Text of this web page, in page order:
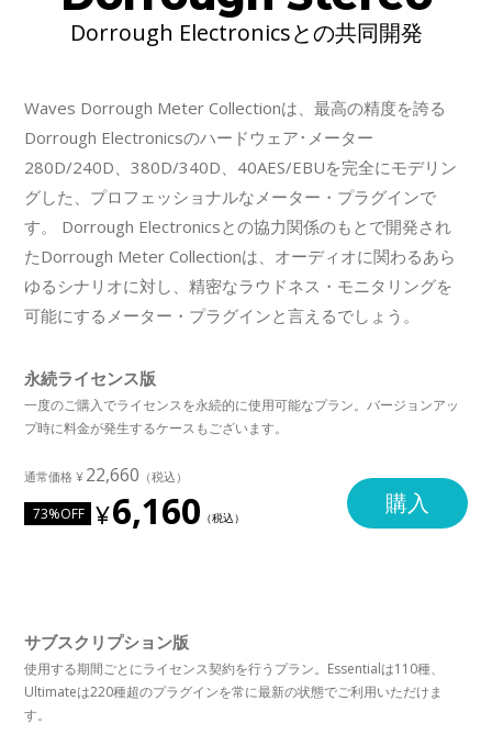
Dorrough Electronicsとの共同開発
Waves Dorrough Meter Collectionは、最高の精度を誇る
Dorrough Electronicsのハードウェア･メーター
280D/240D、380D/340D、40AES/EBUを完全にモデリン
グした、プロフェッショナルなメーター・プラグインで
す。 Dorrough Electronicsとの協力関係のもとで開発され
たDorrough Meter Collectionは、オーディオに関わるあら
ゆるシナリオに対し、精密なラウドネス・モニタリングを
可能にするメーター・プラグインと言えるでしょう。
永続ライセンス版
一度のご購入でライセンスを永続的に使用可能なプラン。バージョンアッ
プ時に料金が発生するケースもございます。
22,660
73%OFF 6,160 購入
サブスクリプション版
使用する期間ごとにライセンス契約を行うプラン。Essentialは110種、
Ultimateは220種超のプラグインを常に最新の状態でご利用いただけま
す。